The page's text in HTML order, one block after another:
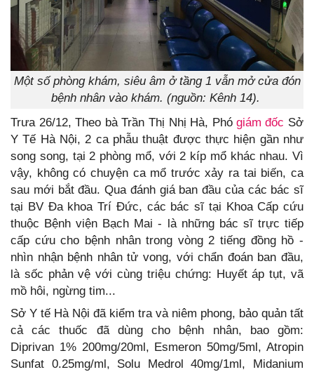
Một số phòng khám, siêu âm ở tầng 1 vẫn mở cửa đón
bệnh nhân vào khám. (nguồn: Kênh 14).
Trưa 26/12, Theo bà Trần Thị Nhị Hà, Phógiám đốc Sở
Y Tế Hà Nội, 2 ca phẫu thuật được thực hiện gần như
song song, tại 2 phòng mổ, với 2 kíp mổ khác nhau. Vì
vậy, không có chuyện ca mổ trước xảy ra tai biến, ca
sau mới bắt đầu. Qua đánh giá ban đầu của các bác sĩ
tại BV Đa khoa Trí Đức, các bác sĩ tại Khoa Cấp cứu
thuộc Bệnh viện Bạch Mai - là những bác sĩ trực tiếp
cấp cứu cho bệnh nhân trong vòng 2 tiếng đồng hồ -
nhìn nhận bệnh nhân tử vong, với chẩn đoán ban đầu,
là sốc phản vệ với cùng triệu chứng: Huyết áp tụt, vã
mồ hôi, ngừng tim...
Sở Y tế Hà Nội đã kiểm tra và niêm phong, bảo quản tất
cả các thuốc đã dùng cho bệnh nhân, bao gồm:
Diprivan 1% 200mg/20ml, Esmeron 50mg/5ml, Atropin
Sunfat 0.25mg/ml, Solu Medrol 40mg/1ml, Midanium